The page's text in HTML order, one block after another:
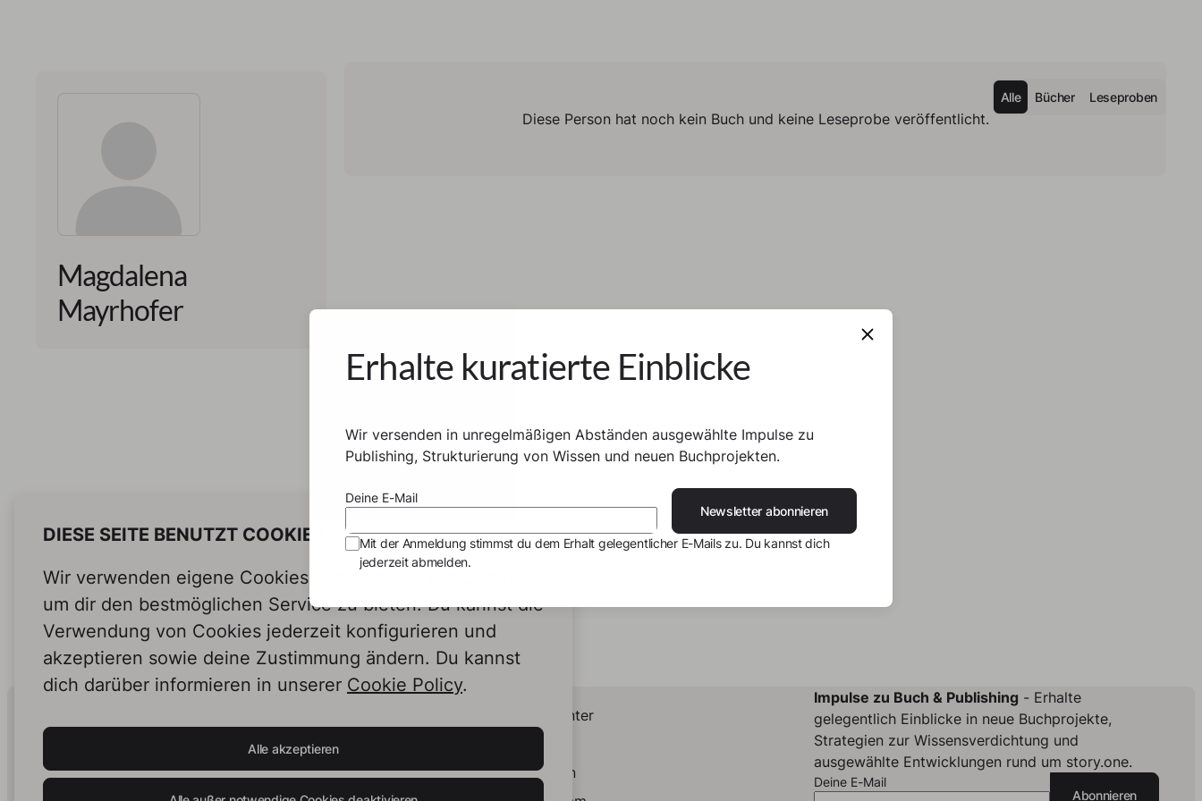
Magdalena
Mayrhofer
Alle Bücher Leseproben
Diese Person hat noch kein Buch und keine Leseprobe veröffentlicht.
DIESE SEITE BENUTZT COOKIES
Wir verwenden eigene Cookies und Cookies von Dritten,
um dir den bestmöglichen Service zu bieten. Du kannst die
Verwendung von Cookies jederzeit konfigurieren und
akzeptieren sowie deine Zustimmung ändern. Du kannst
dich darüber informieren in unserer Cookie Policy.
Alle akzeptieren
Human Intelligence.
In Print.
Impulse zu Buch & Publishing- Erhalte
gelegentlich Einblicke in neue Buchprojekte,
Strategien zur Wissensverdichtung und
ausgewählte Entwicklungen rund um story.one.
Deine E-Mail
Abonnieren
Helpcenter
LinkedIn
Erhalte kuratierte Einblicke
Wir versenden in unregelmäßigen Abständen ausgewählte Impulse zu
Publishing, Strukturierung von Wissen und neuen Buchprojekten.
Deine E-Mail
Newsletter abonnieren
Mit der Anmeldung stimmst du dem Erhalt gelegentlicher E-Mails zu. Du kannst dich
jederzeit abmelden.